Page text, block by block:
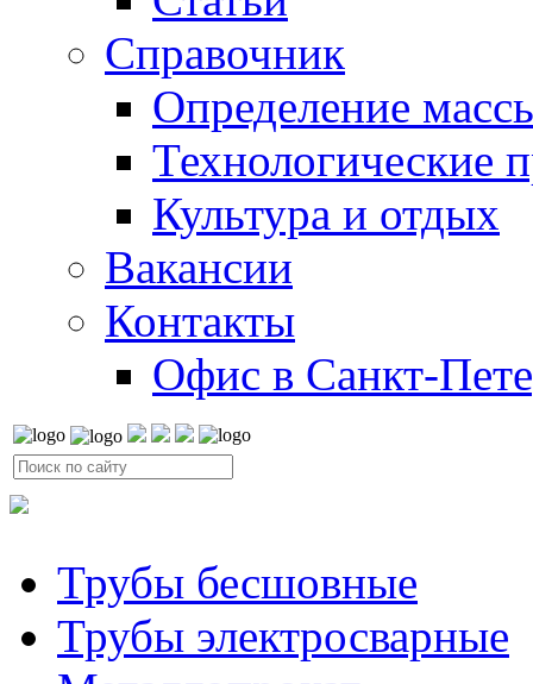
Справочник
Определение
Технологические
Культура и отдых
Вакансии
Контакты
Офис в Санкт-
Трубы бесшовные
Трубы электросварные